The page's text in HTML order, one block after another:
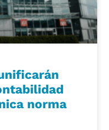
norma